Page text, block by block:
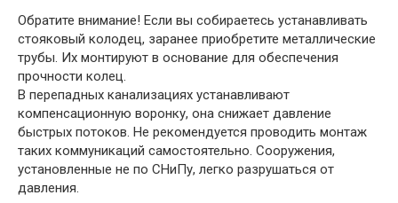
Обратите внимание! Если вы собираетесь устанавливать
стояковый колодец, заранее приобретите металлические
трубы. Их монтируют в основание для обеспечения
прочности колец.
В перепадных канализациях устанавливают
компенсационную воронку, она снижает давление
быстрых потоков. Не рекомендуется проводить монтаж
таких коммуникаций самостоятельно. Сооружения,
установленные не по СНиПу, легко разрушаться от
давления.